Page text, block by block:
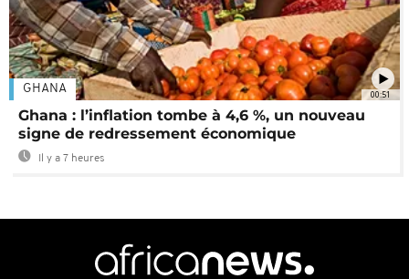
00:51
GHANA
Ghana : l’inflation tombe à 4,6 %, un nouveau
signe de redressement économique
Il y a 7 heures